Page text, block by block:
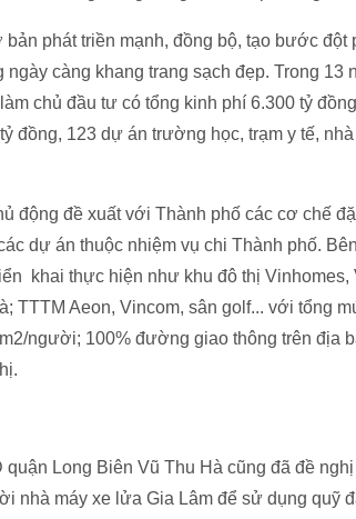
phát triền mạnh, đồng bộ, tạo bước đột
càng khang trang sạch đẹp. Trong 13
chủ đầu tư có tổng kinh phí 6.300 tỷ
đồng, 123 dự án trường học, trạm y tế,
động đề xuất với Thành phố các cơ chế
dự án thuộc nhiệm vụ chi Thành phố.
khai thực hiện như khu đô thị
TTTM Aeon, Vincom, sân golf... với tổng
người; 100% đường giao thông trên địa
quận Long Biên Vũ Thu Hà cũng đã đề
nhà máy xe lửa Gia Lâm để sử dụng quỹ